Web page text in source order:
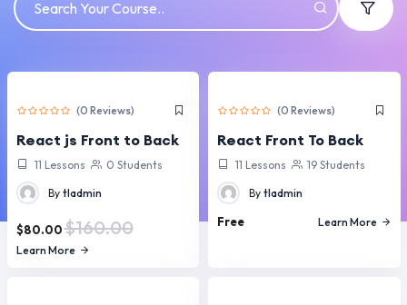
(0 Reviews)
React js Front to Back
11 Lessons 0 Students
By tladmin
$80.00$160.00
Learn More
(0 Reviews)
React Front To Back
11 Lessons 19 Students
By tladmin
Free Learn More